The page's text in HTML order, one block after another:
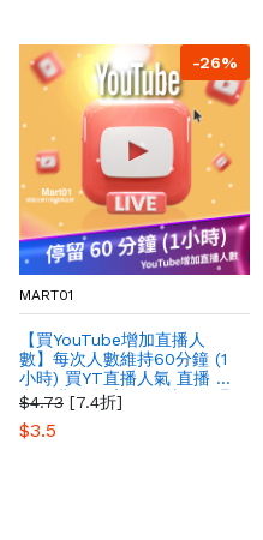
-26%
MART01
【買YouTube增加直播人
數】每次人數維持60分鐘 (1
小時) 買YT直播人氣 直播 最
多人購買 提高YT影片粉絲曝
光量
$4.73 [7.4折]
$3.5